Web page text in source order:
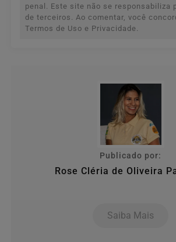
penal. Este site não se responsabiliza
de terceiros. Ao comentar, você
Termos de Uso e Privacidade.
Publicado por:
Rose Cléria de Oliveira
Saiba Mais